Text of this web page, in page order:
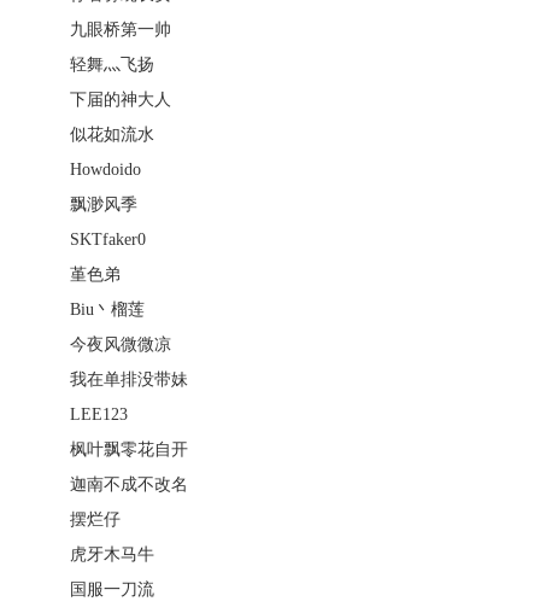
九眼桥第一帅
轻舞灬飞扬
下届的神大人
似花如流水
Howdoido
飘渺风季
SKTfaker0
堇色弟
Biu丶榴莲
今夜风微微凉
我在单排没带妹
LEE123
枫叶飘零花自开
迦南不成不改名
摆烂仔
虎牙木马牛
国服一刀流